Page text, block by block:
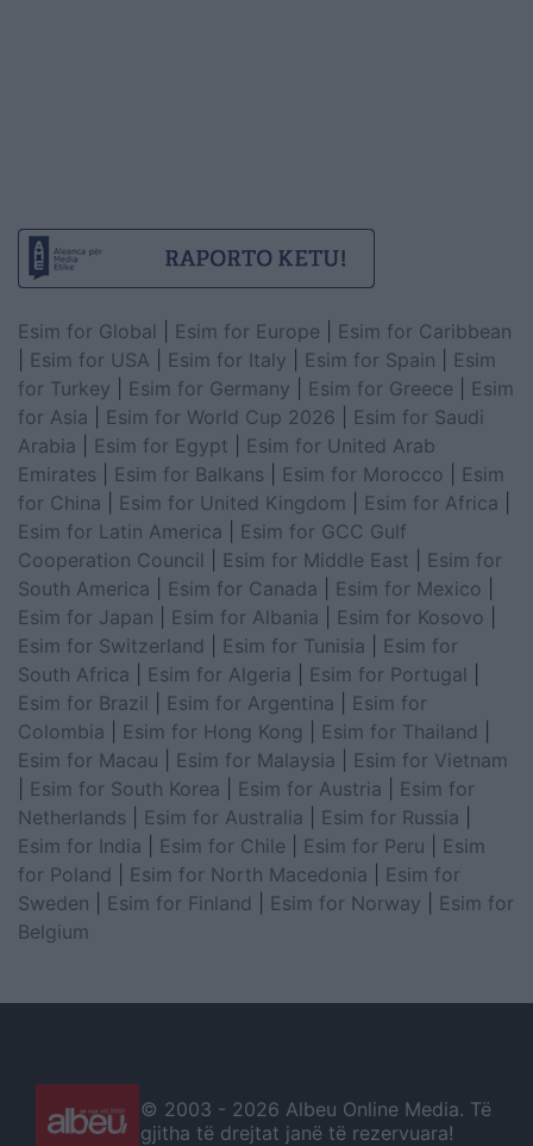
Esim for Global Esim for Europe
Esim for Caribbean
Esim for USA Esim for Italy Esim for Spain
Esim
for Turkey
Esim for Germany Esim for Greece
Esim
for Asia
Esim for World Cup 2026
Esim for Saudi
Arabia
Esim for Egypt
Esim for United Arab
Emirates
Esim for Balkans Esim for Morocco
Esim
for China
Esim for United Kingdom Esim for Africa
Esim for Latin America
Esim for GCC Gulf
Cooperation Council
Esim for Middle East
Esim for
South America
Esim for Canada Esim for Mexico
Esim for Japan
Esim for Albania Esim for Kosovo
Esim for Switzerland
Esim for Tunisia
Esim for
South Africa
Esim for Algeria Esim for Portugal
Esim for Brazil
Esim for Argentina
Esim for
Colombia
Esim for Hong Kong Esim for Thailand
Esim for Macau
Esim for Malaysia
Esim for Vietnam
Esim for South Korea Esim for Austria
Esim for
Netherlands
Esim for Australia Esim for Russia
Esim for India
Esim for Chile Esim for Peru
Esim
for Poland
Esim for North Macedonia
Esim for
Sweden
Esim for Finland Esim for Norway
Esim for
Belgium
© 2003 - 2026 Albeu Online Media. Të
gjitha të drejtat janë të rezervuara!